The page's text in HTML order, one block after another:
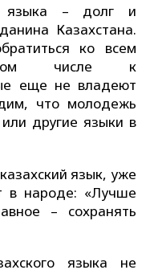
языка – долг и
Казахстана.
ко всем
числе к
еще не владеют
что молодежь
другие языки в
язык, уже
в народе: «Лучше
– сохранять
языка не